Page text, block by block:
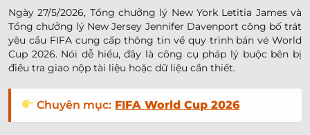
Ngày 27/5/2026, Tổng chưởng lý New York Letitia James và
Tổng chưởng lý New Jersey Jennifer Davenport công bố trát
yêu cầu FIFA cung cấp thông tin về quy trình bán vé World
Cup 2026. Nói dễ hiểu, đây là công cụ pháp lý buộc bên bị
điều tra giao nộp tài liệu hoặc dữ liệu cần thiết.
Chuyên mục: FIFA World Cup 2026